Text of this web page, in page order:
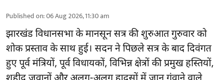
Published on:06 Aug 2026, 11:30 am
झारखंडविधानसभा के मानसून सत्र की शुरुआत गुरुवार को
शोक प्रस्ताव के साथ हुई। सदन ने पिछले सत्र के बाद दिवंगत
हुए पूर्व मंत्रियों, पूर्व विधायकों, विभिन्न क्षेत्रों की प्रमुख हस्तियों,